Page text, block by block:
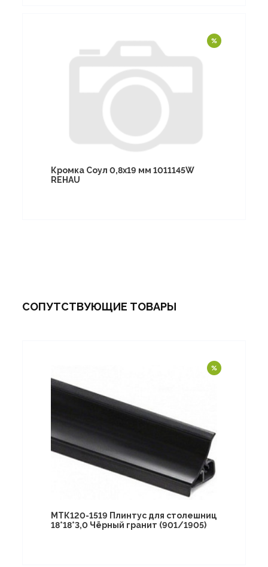
Кромка Соул 0,8х19 мм 1011145W
REHAU
СОПУТСТВУЮЩИЕ ТОВАРЫ
МТК120-1519 Плинтус для столешниц
18*18*3,0 Чёрный гранит (901/1905)